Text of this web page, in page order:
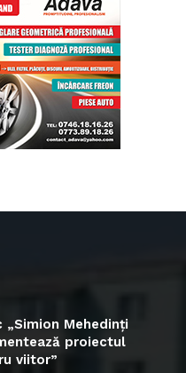
„Simion Mehedinți
proiectul
viitor”